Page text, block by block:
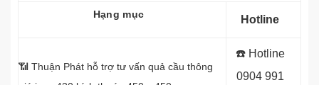
Hạng mục Hotline
📶 Thuận Phát hỗ trợ tư vấn quả cầu thông
☎️ Hotline
0904 991